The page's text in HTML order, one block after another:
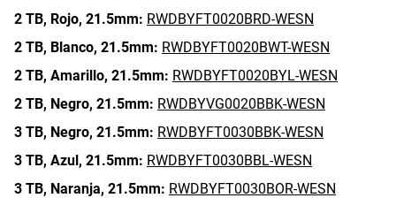
2 TB, Rojo, 21.5mm: RWDBYFT0020BRD-WESN
2 TB, Blanco, 21.5mm: RWDBYFT0020BWT-WESN
2 TB, Amarillo, 21.5mm: RWDBYFT0020BYL-WESN
2 TB, Negro, 21.5mm: RWDBYVG0020BBK-WESN
3 TB, Negro, 21.5mm: RWDBYFT0030BBK-WESN
3 TB, Azul, 21.5mm: RWDBYFT0030BBL-WESN
3 TB, Naranja, 21.5mm: RWDBYFT0030BOR-WESN